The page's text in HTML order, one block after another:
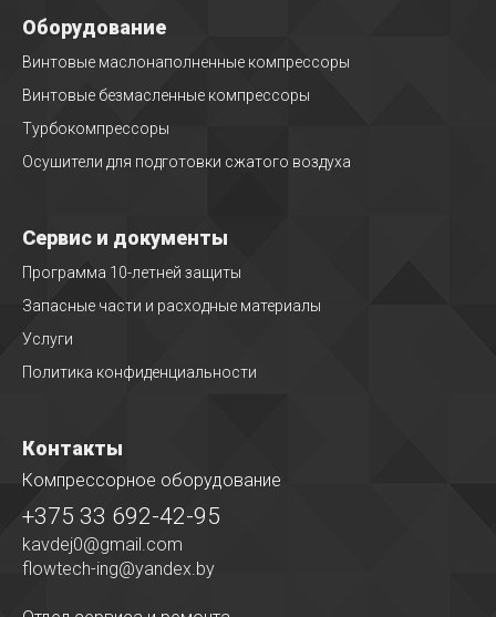
Оборудование
Винтовые маслонаполненные компрессоры
Винтовые безмасленные компрессоры
Турбокомпрессоры
Осушители для подготовки сжатого воздуха
Сервис и документы
Программа 10-летней защиты
Запасные части и расходные материалы
Услуги
Политика конфиденциальности
Контакты
Компрессорное оборудование
+375 33 692-42-95
kavdej0@gmail.com
flowtech-ing@yandex.by